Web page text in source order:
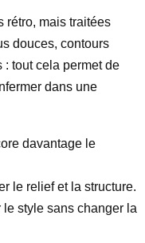
rétro, mais traitées
douces, contours
tout cela permet de
dans une
davantage le
le relief et la structure.
le style sans changer la